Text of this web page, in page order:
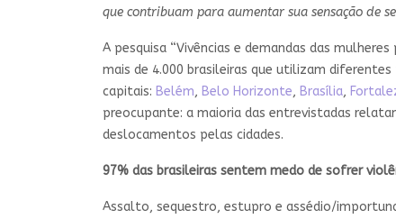
que contribuam para aumentar sua sensação de
A pesquisa “Vivências e demandas das
mais de 4.000 brasileiras que utilizam
capitais: Belém, Belo Horizonte, Brasília,
preocupante: a maioria das entrevistadas
deslocamentos pelas cidades.
97% das brasileiras sentem medo de sofrer
Assalto, sequestro, estupro e assédio/